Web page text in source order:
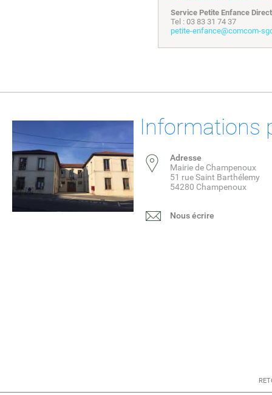
Service Petite Enfance
Tel : 03 83 31 74 37
petite-enfance@comcom-
Informations
Adresse
Mairie de Champenoux
51 rue Saint Barthélemy
54280 Champenoux
Nous écrire